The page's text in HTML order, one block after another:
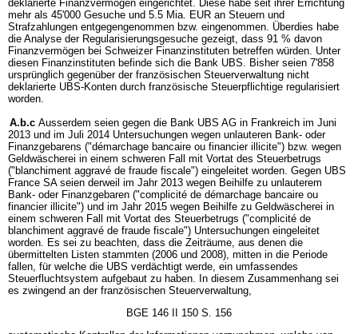
deklarierte Finanzvermögen eingerichtet. Diese habe seit ihrer Errichtung
mehr als 45'000 Gesuche und 5.5 Mia. EUR an Steuern und
Strafzahlungen entgegengenommen bzw. eingenommen. Überdies habe
die Analyse der Regularisierungsgesuche gezeigt, dass 91 % davon
Finanzvermögen bei Schweizer Finanzinstituten betreffen würden. Unter
diesen Finanzinstituten befinde sich die Bank UBS. Bisher seien 7'858
ursprünglich gegenüber der französischen Steuerverwaltung nicht
deklarierte UBS-Konten durch französische Steuerpflichtige regularisiert
worden.
A.b.c Ausserdem seien gegen die Bank UBS AG in Frankreich im Juni
2013 und im Juli 2014 Untersuchungen wegen unlauteren Bank- oder
Finanzgebarens ("démarchage bancaire ou financier illicite") bzw. wegen
Geldwäscherei in einem schweren Fall mit Vortat des Steuerbetrugs
("blanchiment aggravé de fraude fiscale") eingeleitet worden. Gegen UBS
France SA seien derweil im Jahr 2013 wegen Beihilfe zu unlauterem
Bank- oder Finanzgebaren ("complicité de démarchage bancaire ou
financier illicite") und im Jahr 2015 wegen Beihilfe zu Geldwäscherei in
einem schweren Fall mit Vortat des Steuerbetrugs ("complicité de
blanchiment aggravé de fraude fiscale") Untersuchungen eingeleitet
worden. Es sei zu beachten, dass die Zeiträume, aus denen die
übermittelten Listen stammten (2006 und 2008), mitten in die Periode
fallen, für welche die UBS verdächtigt werde, ein umfassendes
Steuerfluchtsystem aufgebaut zu haben. In diesem Zusammenhang sei
es zwingend an der französischen Steuerverwaltung,
BGE 146 II 150 S. 156